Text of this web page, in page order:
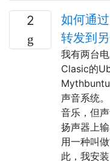
2
如何通
转发到
我有两台
Clasic的
Mythbuntu
声音系统
音乐，但
扬声器上
用一种叫
此，我安